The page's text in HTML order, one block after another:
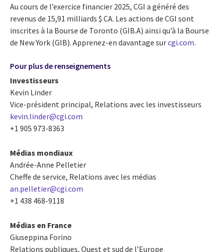
Au cours de l’exercice financier 2025, CGI a généré des
revenus de 15,91 milliards $ CA. Les actions de CGI sont
inscrites à la Bourse de Toronto (GIB.A) ainsi qu’à la Bourse
de New York (GIB). Apprenez-en davantage surcgi.com.
Pour plus de renseignements
Investisseurs
Kevin Linder
Vice-président principal, Relations avec les investisseurs
kevin.linder@cgi.com
+1 905 973-8363
Médias mondiaux
Andrée-Anne Pelletier
Cheffe de service, Relations avec les médias
an.pelletier@cgi.com
+1 438 468-9118
Médias en France
Giuseppina Forino
Relations publiques, Ouest et sud de l’Europe